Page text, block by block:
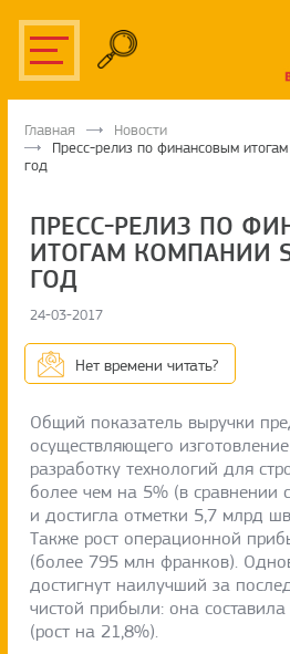
Главная
Новости
Пресс-релиз по финансовым
год
ПРЕСС-РЕЛИЗ ПО
ИТОГАМ КОМПАНИИ
ГОД
24-03-2017
Нет времени читать?
Общий показатель выручки
осуществляющего
разработку технологий для
более чем на 5% (в
и достигла отметки 5,7 млрд
Также рост операционной
(более 795 млн франков).
достигнут наилучший за
чистой прибыли: она
(рост на 21,8%).